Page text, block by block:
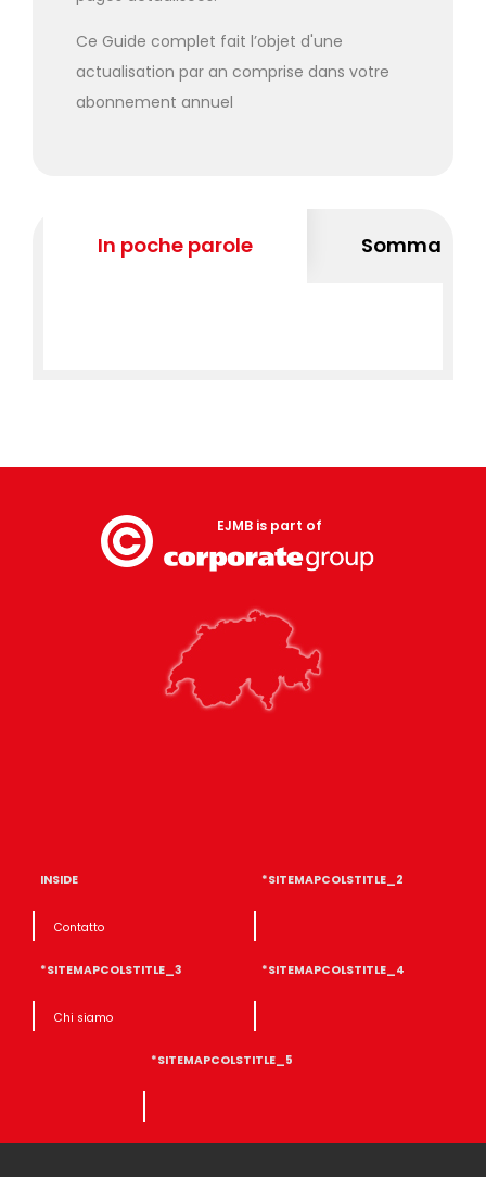
Ce Guide complet fait l’objet d'une
actualisation par an comprise dans votre
abonnement annuel
In poche parole Sommario
EJMB is part of
INSIDE
Contatto
*SITEMAPCOLSTITLE_2
*SITEMAPCOLSTITLE_3
Chi siamo
*SITEMAPCOLSTITLE_4
*SITEMAPCOLSTITLE_5